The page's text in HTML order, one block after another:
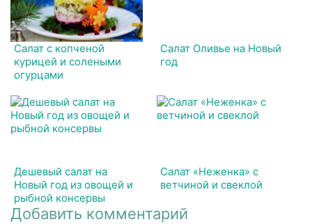
Салат с копченой
курицей и солеными
огурцами
Салат Оливье на Новый
год
Дешевый салат на
Новый год из овощей и
рыбной консервы
Салат «Неженка» с
ветчиной и свеклой
Добавить комментарий